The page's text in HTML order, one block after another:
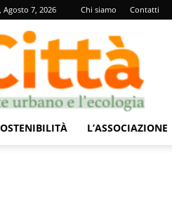
Agosto 7, 2026 Chi siamo Contatti
L’ASSOCIAZIONE